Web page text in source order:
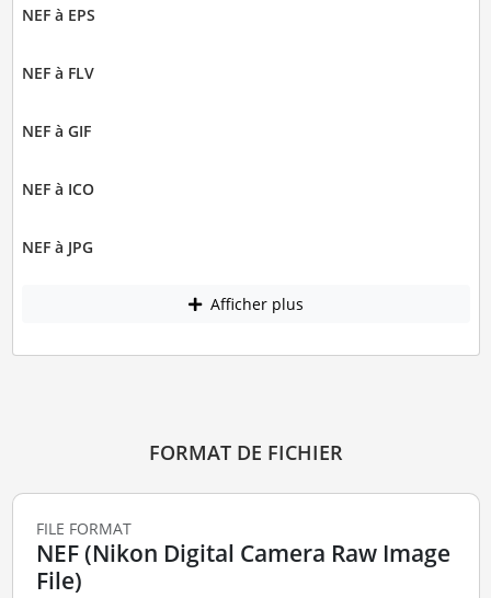
NEF à EPS
NEF à FLV
NEF à GIF
NEF à ICO
NEF à JPG
Afficher plus
FORMAT DE FICHIER
FILE FORMAT
NEF (Nikon Digital Camera Raw Image
File)